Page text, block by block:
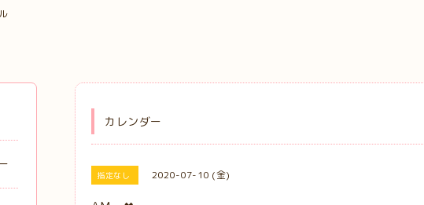
カレンダー
指定なし 2020-07-10 (金)